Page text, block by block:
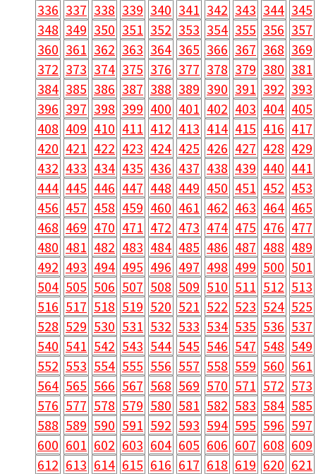
336 337 338 339 340 341 342 343 344 345
348 349 350 351 352 353 354 355 356 357
360 361 362 363 364 365 366 367 368 369
372 373 374 375 376 377 378 379 380 381
384 385 386 387 388 389 390 391 392 393
396 397 398 399 400 401 402 403 404 405
408 409 410 411 412 413 414 415 416 417
420 421 422 423 424 425 426 427 428 429
432 433 434 435 436 437 438 439 440 441
444 445 446 447 448 449 450 451 452 453
456 457 458 459 460 461 462 463 464 465
468 469 470 471 472 473 474 475 476 477
480 481 482 483 484 485 486 487 488 489
492 493 494 495 496 497 498 499 500 501
504 505 506 507 508 509 510 511 512 513
516 517 518 519 520 521 522 523 524 525
528 529 530 531 532 533 534 535 536 537
540 541 542 543 544 545 546 547 548 549
552 553 554 555 556 557 558 559 560 561
564 565 566 567 568 569 570 571 572 573
576 577 578 579 580 581 582 583 584 585
588 589 590 591 592 593 594 595 596 597
600 601 602 603 604 605 606 607 608 609
612 613 614 615 616 617 618 619 620 621